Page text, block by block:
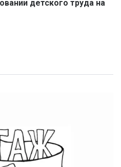
детского труда на